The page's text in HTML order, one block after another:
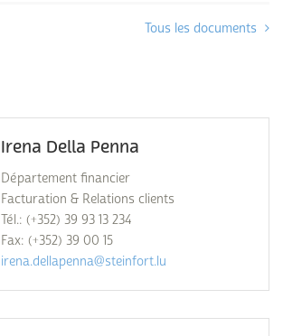
Tous les documents
Irena Della Penna
Département financier
Facturation & Relations clients
Tél.: (+352) 39 93 13 234
Fax: (+352) 39 00 15
irena.dellapenna@steinfort.lu